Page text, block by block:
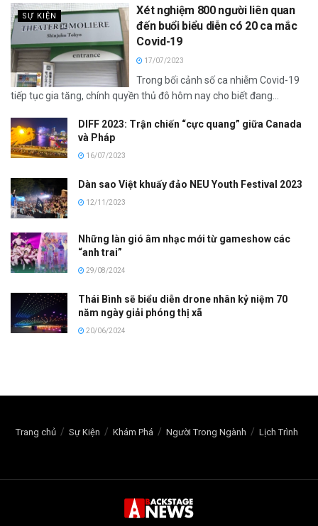
SỰ KIỆN
Xét nghiệm 800 người liên quan
đến buổi biểu diễn có 20 ca mắc
Covid-19
17/07/2023
Trong bối cảnh số ca nhiễm Covid-19
tiếp tục gia tăng, chính quyền thủ đô hôm nay cho biết đang...
DIFF 2023: Trận chiến “cực quang” giữa Canada
và Pháp
16/07/2023
Dàn sao Việt khuấy đảo NEU Youth Festival 2023
12/11/2023
Những làn gió âm nhạc mới từ gameshow các
“anh trai”
29/08/2024
Thái Bình sẽ biểu diễn drone nhân kỷ niệm 70
năm ngày giải phóng thị xã
20/06/2024
Trang chủ Sự Kiện Khám Phá Người Trong Ngành Lịch Trình